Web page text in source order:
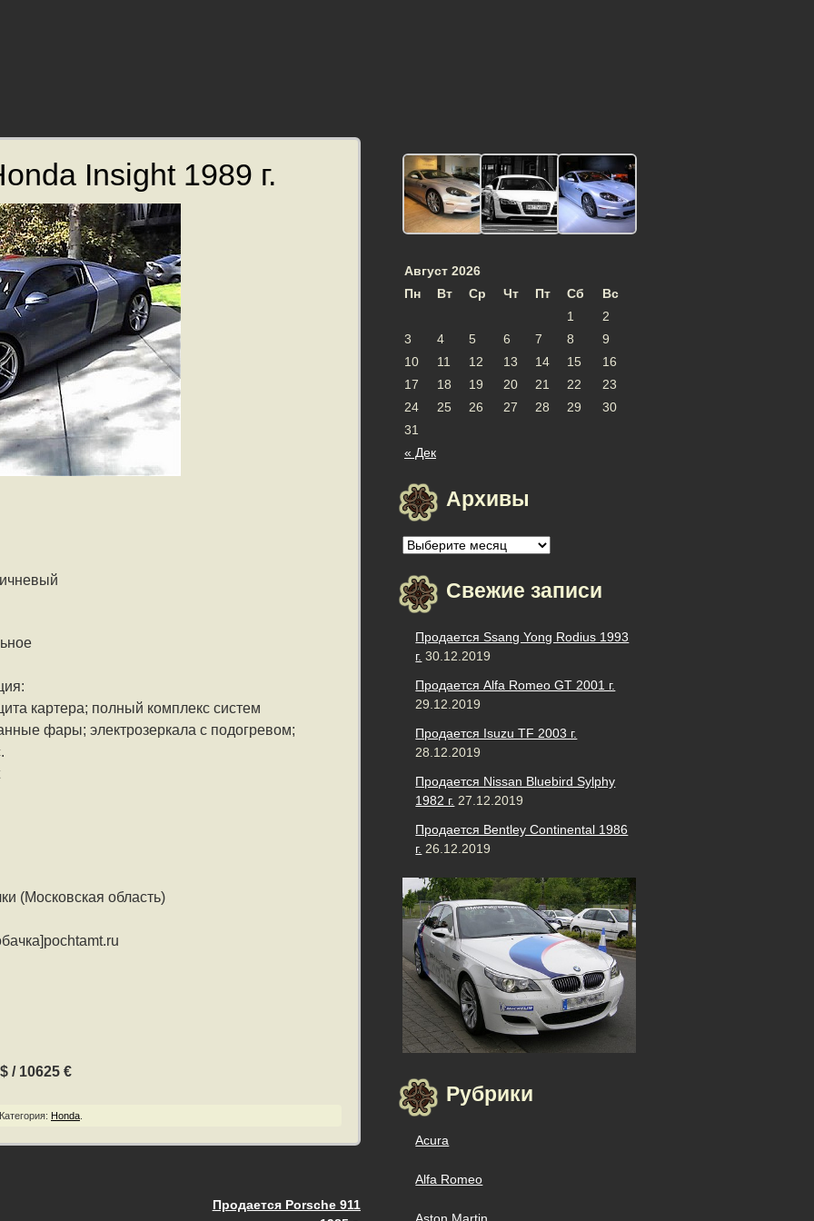
Insight 1989 г.
картера; полный комплекс систем
фары; электрозеркала с подогревом;
(Московская область)
/ 10625 €
Honda
Продается Porsche 911
Август 2026
Пн
Вт Ср Чт Пт Сб Вс
« Дек
1
2
3
4 5 6 7 8
9
10
11 12 13 14 15
16
17
18 19 20 21 22
23
24
25 26 27 28 29
30
31
Архивы
Архивы
Свежие записи
Продается Ssang Yong Rodius 1993
г. 30.12.2019
Продается Alfa Romeo GT 2001 г.
29.12.2019
Продается Isuzu TF 2003 г.
28.12.2019
Продается Nissan Bluebird Sylphy
1982 г. 27.12.2019
Продается Bentley Continental 1986
г. 26.12.2019
Рубрики
Acura
Alfa Romeo
Aston Martin